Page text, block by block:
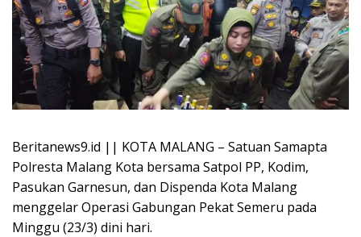
Beritanews9.id || KOTA MALANG – Satuan Samapta
Polresta Malang Kota bersama Satpol PP, Kodim,
Pasukan Garnesun, dan Dispenda Kota Malang
menggelar Operasi Gabungan Pekat Semeru pada
Minggu (23/3) dini hari.